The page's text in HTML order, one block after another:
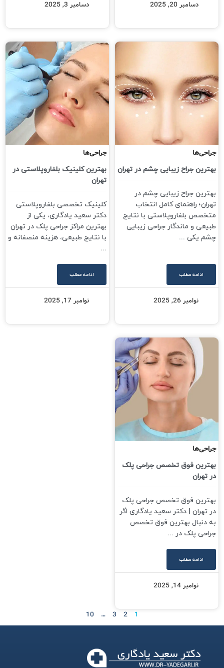
دسامبر 20, 2025 دسامبر 3, 2025
جراحی‌ها
بهترین جراح زیبایی چشم در تهران
بهترین جراح زیبایی چشم در
تهران؛ راهنمای کامل انتخاب
متخصص بلفاروپلاستی با نتایج
طبیعی و ماندگار جراحی زیبایی
چشم یکی ...
ادامه مطلب
نوامبر 26, 2025
جراحی‌ها
بهترین کلینیک بلفاروپلاستی در
تهران
کلینیک تخصصی بلفاروپلاستی
دکتر سعید یادگاری، یکی از
بهترین مراکز جراحی پلک در تهران
با نتایج طبیعی، هزینه منصفانه و
...
ادامه مطلب
نوامبر 17, 2025
جراحی‌ها
بهترین فوق تخصص جراحی پلک
در تهران
بهترین فوق تخصص جراحی پلک
در تهران | دکتر سعید یادگاری اگر
به دنبال بهترین فوق تخصص
جراحی پلک در ...
ادامه مطلب
نوامبر 14, 2025
1
2
3
…
10